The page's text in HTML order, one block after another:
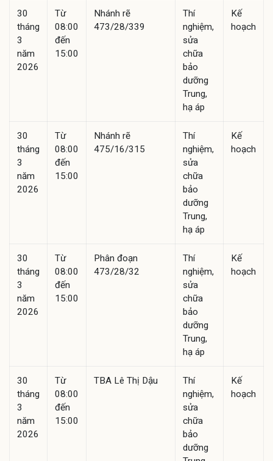
30
tháng
3
năm
2026
Từ
08:00
đến
15:00
Nhánh rẽ
473/28/339
Thí
nghiệm,
sửa
chữa
bảo
dưỡng
Trung,
hạ áp
Kế
hoạch
30
tháng
3
năm
2026
Từ
08:00
đến
15:00
Nhánh rẽ
475/16/315
Thí
nghiệm,
sửa
chữa
bảo
dưỡng
Trung,
hạ áp
Kế
hoạch
30
tháng
3
năm
2026
Từ
08:00
đến
15:00
Phân đoạn
473/28/32
Thí
nghiệm,
sửa
chữa
bảo
dưỡng
Trung,
hạ áp
Kế
hoạch
30
tháng
3
năm
2026
Từ
08:00
đến
15:00
TBA Lê Thị Dậu
Thí
nghiệm,
sửa
chữa
bảo
dưỡng
Kế
hoạch